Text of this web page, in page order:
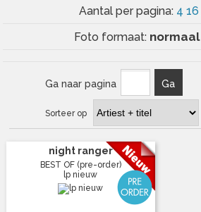
Aantal per pagina: 4 16
Foto formaat: normaal
Ga naar pagina Ga
Sorteer op
night ranger
BEST OF (pre-order)
lp nieuw